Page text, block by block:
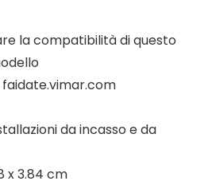
la compatibilità di questo
da incasso e da
x 3.84 cm